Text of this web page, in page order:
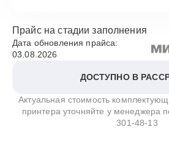
Прайс на стадии заполнения
Дата обновления прайса:
03.08.2026
ДОСТУПНО В
Актуальная стоимость
принтера уточняйте у менеджера
301-48-13